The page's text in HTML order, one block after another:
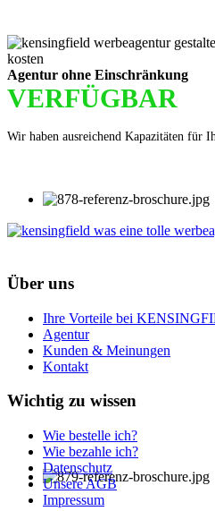
Agentur ohne Einschränkung
VERFÜGBAR
Wir haben ausreichend Kapazitäten für
Über uns
Ihre Vorteile bei
Agentur
Kunden & Meinungen
Kontakt
Wichtig zu wissen
Wie bestelle ich?
Wie bezahle ich?
Datenschutz
Unsere AGB
Impressum